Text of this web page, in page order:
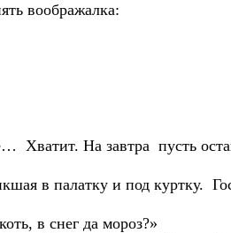
воображалка:
Хватит. На завтра пусть
в палатку и под куртку.
в снег да мороз?»